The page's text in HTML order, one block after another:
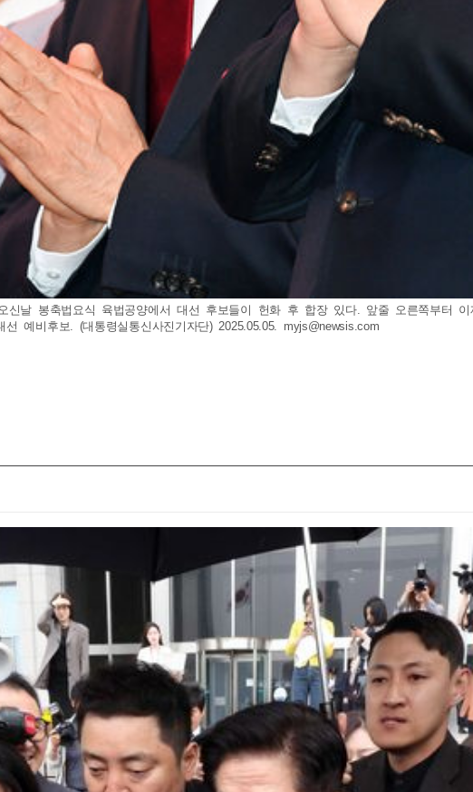
날 봉축법요식 육법공양에서 대선 후보들이 헌화 후 합장 있다. 앞줄 오른쪽부터
예비후보. (대통령실통신사진기자단) 2025.05.05. myjs@newsis.com